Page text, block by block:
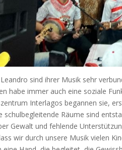
sind ihrer Musik sehr
habe immer auch eine soziale
Interlagos begannen sie,
schulbegleitende Räume sind
Gewalt und fehlende
wir durch unsere Musik vielen